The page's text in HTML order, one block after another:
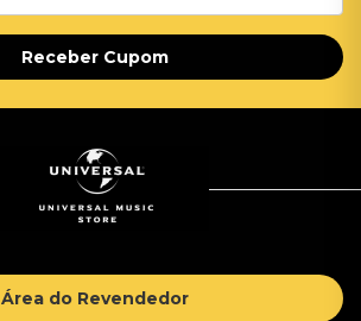
Receber Cupom
Área do Revendedor